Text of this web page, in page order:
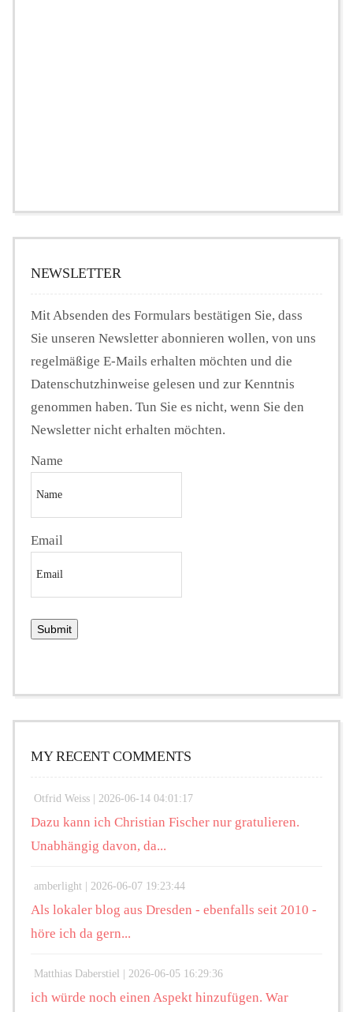
NEWSLETTER
Mit Absenden des Formulars bestätigen Sie, dass
Sie unseren Newsletter abonnieren wollen, von uns
regelmäßige E-Mails erhalten möchten und die
Datenschutzhinweise gelesen und zur Kenntnis
genommen haben. Tun Sie es nicht, wenn Sie den
Newsletter nicht erhalten möchten.
Name
Email
MY RECENT COMMENTS
Otfrid Weiss | 2026-06-14 04:01:17
Dazu kann ich Christian Fischer nur gratulieren.
Unabhängig davon, da...
amberlight | 2026-06-07 19:23:44
Als lokaler blog aus Dresden - ebenfalls seit 2010 -
höre ich da gern...
Matthias Daberstiel | 2026-06-05 16:29:36
ich würde noch einen Aspekt hinzufügen. War